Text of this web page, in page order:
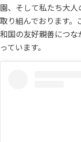
園、そして私たち大
取り組んでおります。
和国の友好親善につ
っています。